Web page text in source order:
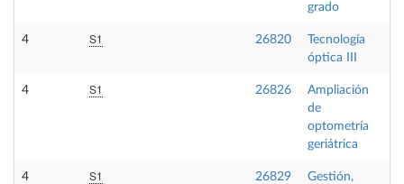
grado
4 S1 26820
Tecnología
óptica III
4 S1 26826
Ampliación
de
optometría
geriátrica
4 S1 26829
Gestión,